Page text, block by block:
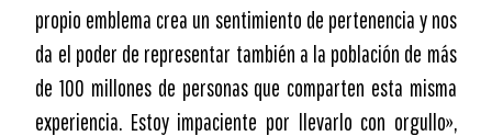
propio emblema crea un sentimiento de pertenencia y nos
da el poder de representar también a la población de más
de 100 millones de personas que comparten esta misma
experiencia. Estoy impaciente por llevarlo con orgullo»,